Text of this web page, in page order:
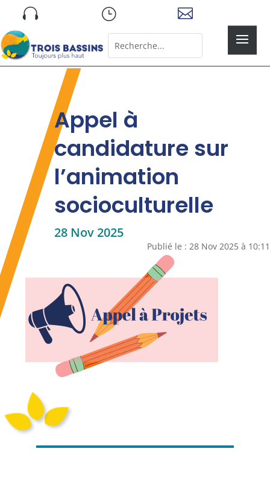
 } 
for...
Appel à
candidature sur
l’animation
socioculturelle
28 Nov 2025
Publié le : 28 Nov 2025 à 10:11